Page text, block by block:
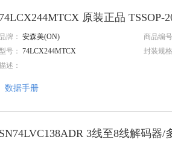
SOT-143
TSSOP-20
WLCSP-9L
集成电路
74LCX244MTCX 原装正品 TSSOP-
牌： 安森美(ON)
商品编号
号： 74LCX244MTCX 封装规格
述：
数据手册
SN74LVC138ADR 3线至8线解码器/